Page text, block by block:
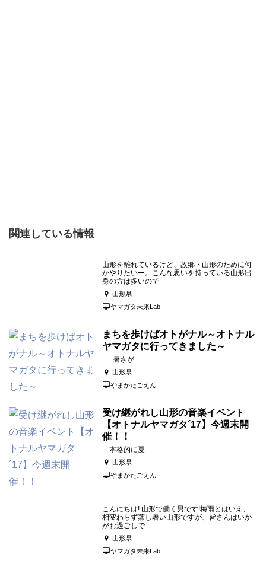
関連している情報
山形を離れているけど、故郷・山形のために何
かやりたいー。こんな思いを持っている山形出
身の方は多いので
山形県
ヤマガタ未来Lab.
まちを歩けばオトがナル～オトナル
ヤマガタに行ってきました～
暑さが
山形県
やまがたごえん
受け継がれし山形の音楽イベント
【オトナルヤマガタ´17】今週末開
催！！
本格的に夏
山形県
やまがたごえん
こんにちは! 山形で働く男です!梅雨とはいえ、
相変わらず蒸し暑い山形ですが、皆さんはいか
がお過ごしで
山形県
ヤマガタ未来Lab.